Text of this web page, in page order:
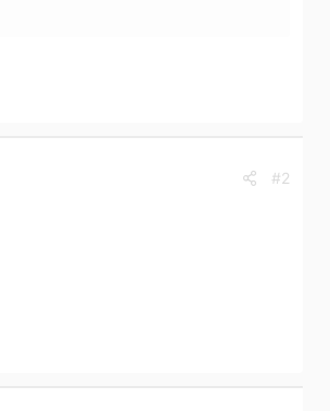
#2